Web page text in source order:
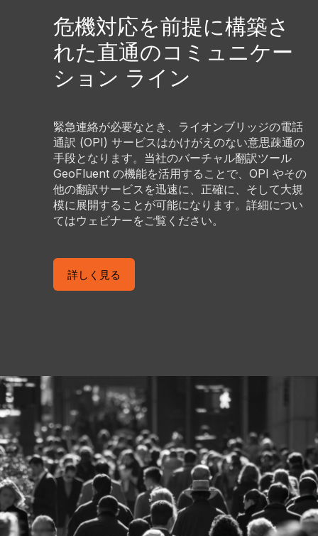
危機対応を前提に構築さ
れた直通のコミュニケー
ション ライン
緊急連絡が必要なとき、ライオンブリッジの電話
通訳 (OPI) サービスはかけがえのない意思疎通の
手段となります。当社のバーチャル翻訳ツール
GeoFluent の機能を活用することで、OPI やその
他の翻訳サービスを迅速に、正確に、そして大規
模に展開することが可能になります。詳細につい
てはウェビナーをご覧ください。
詳しく見る